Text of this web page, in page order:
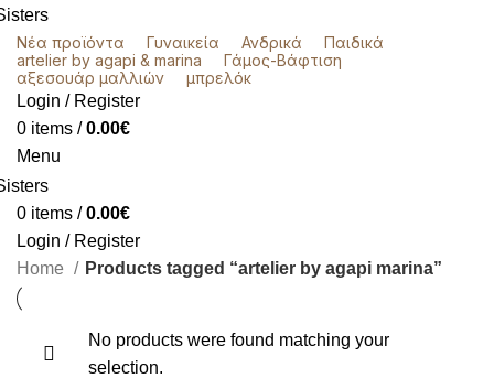
Νέα προϊόντα Γυναικεία Ανδρικά
Παιδικά
artelier by agapi & marina
Γάμος-Βάφτιση
αξεσουάρ μαλλιών
μπρελόκ
Login / Register
0 items / 0.00€
Menu
0 items / 0.00€
Login / Register
Home Products tagged “artelier by agapi marina”
No products were found matching your
selection.